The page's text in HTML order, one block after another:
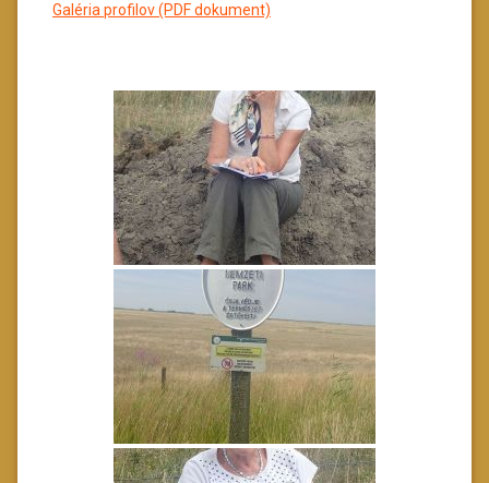
Galéria profilov (PDF dokument)